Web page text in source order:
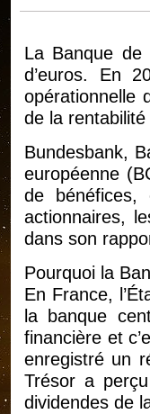
La Banque de
d’euros. En
opérationnelle
de la
Bundesbank,
européenne
de
actionnaires,
dans son
Pourquoi la
En France,
la banque
financière et
enregistré un
Trésor a
dividendes de